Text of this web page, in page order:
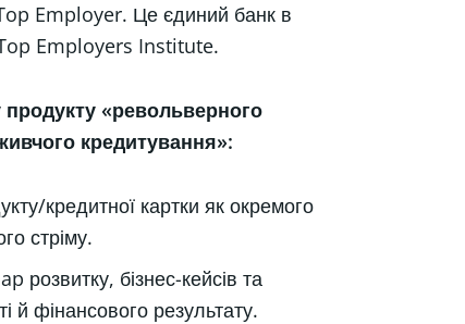
Employer. Це єдиний банк в
Top Employers Institute.
«револьверного
кредитування»:
кредитної картки як окремого
стріму.
розвитку, бізнес-кейсів та
й фінансового результату.